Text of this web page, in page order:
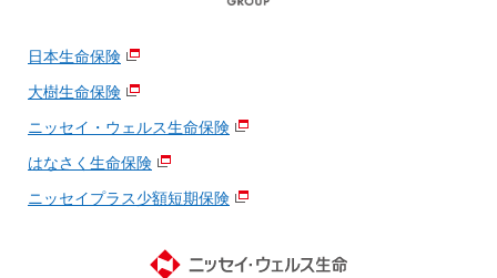
日本生命保険
大樹生命保険
ニッセイ・ウェルス生命保険
はなさく生命保険
ニッセイプラス少額短期保険